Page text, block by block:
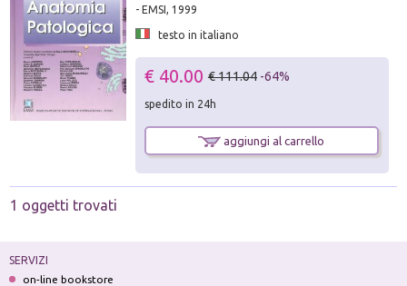
- EMSI, 1999
testo in italiano
€ 40.00 € 111.04 -64%
spedito in 24h
aggiungi al carrello
1 oggetti trovati
SERVIZI
on-line bookstore